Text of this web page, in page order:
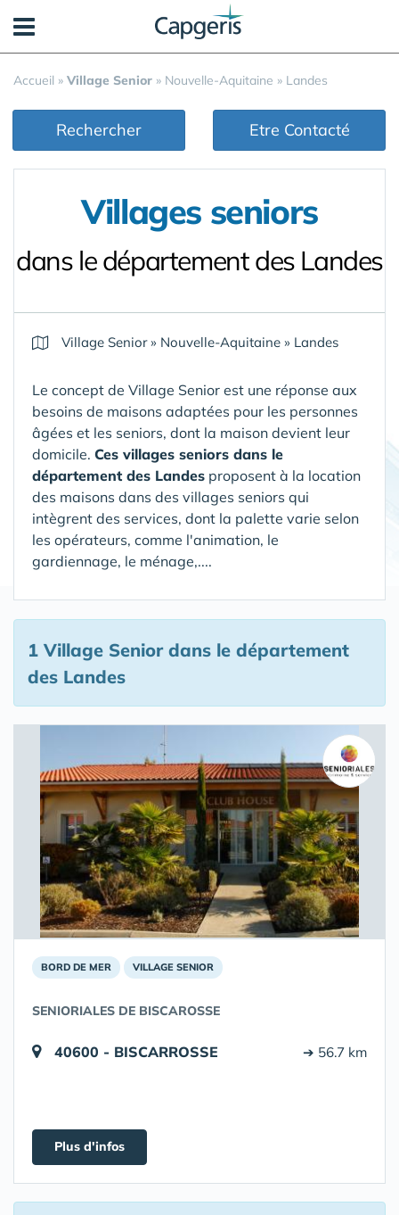
Accueil » Village Senior » Nouvelle-Aquitaine » Landes
Rechercher Etre Contacté
Villages seniors
dans le département des Landes
Village Senior» Nouvelle-Aquitaine » Landes
Le concept de Village Senior est une réponse aux
besoins de maisons adaptées pour les personnes
âgées et les seniors, dont la maison devient leur
domicile. Ces villages seniors dans le
département des Landes proposent à la location
des maisons dans des villages seniors qui
intègrent des services, dont la palette varie selon
les opérateurs, comme l'animation, le
gardiennage, le ménage,....
1 Village Seniordans le département
des Landes
BORD DE MER VILLAGE SENIOR
SENIORIALES DE BISCAROSSE
40600 - BISCARROSSE ➔ 56.7 km
Plus d'infos